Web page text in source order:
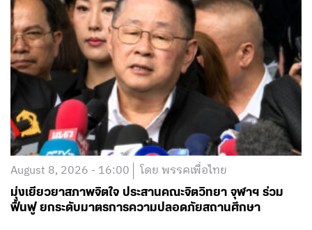
August 8, 2026 - 16:00 โดย พรรคเพื่อไทย
มุ่งเยียวยาสภาพจิตใจ ประสานคณะจิตวิทยา จุฬาฯ ร่วม
ฟื้นฟู ยกระดับมาตรการความปลอดภัยสถานศึกษา